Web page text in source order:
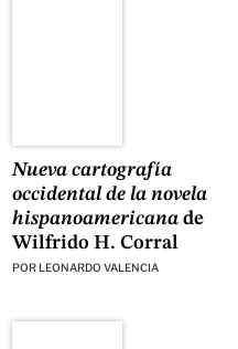
Nueva cartografía
occidental de la novela
hispanoamericanade
Wilfrido H. Corral
POR LEONARDO VALENCIA